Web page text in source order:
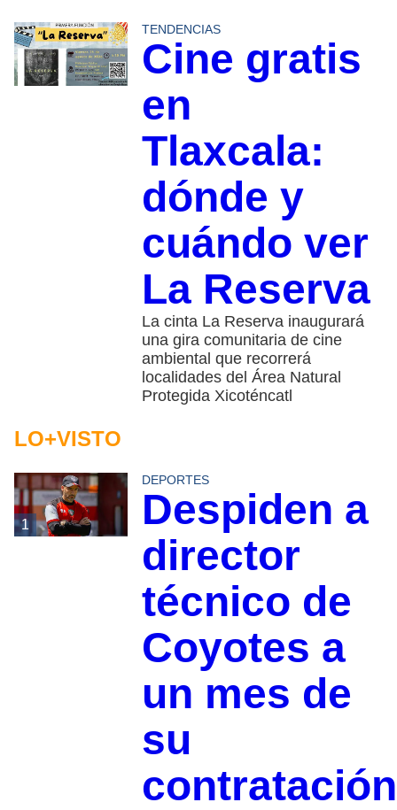
TENDENCIAS
Cine gratis
en
Tlaxcala:
dónde y
cuándo ver
La Reserva
La cinta La Reserva inaugurará
una gira comunitaria de cine
ambiental que recorrerá
localidades del Área Natural
Protegida Xicoténcatl
LO+VISTO
1
DEPORTES
Despiden a
director
técnico de
Coyotes a
un mes de
su
contratación